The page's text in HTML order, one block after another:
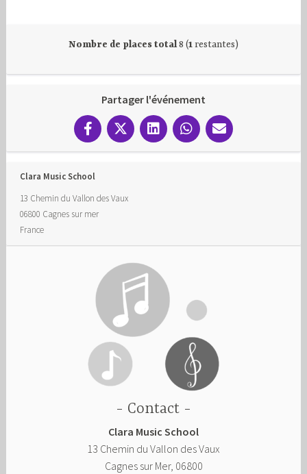
Nombre de places total8 (1restantes)
Partager l'événement
Clara Music School
13 Chemin du Vallon des Vaux
06800 Cagnes sur mer
France
Contact
Clara Music School
13 Chemin du Vallon des Vaux
Cagnes sur Mer, 06800